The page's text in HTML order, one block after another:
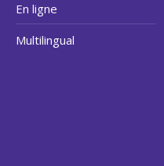
En ligne
Multilingual